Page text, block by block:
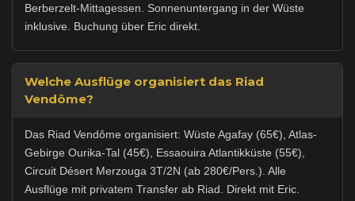
Berberzelt-Mittagessen. Sonnenuntergang in der Wüste
inklusive. Buchung über Eric direkt.
Welche Ausflüge organisiert das Riad
Vendôme?
Das Riad Vendôme organisiert: Wüste Agafay (65€), Atlas-
Gebirge Ourika-Tal (45€), Essaouira Atlantikküste (55€),
Circuit Désert Merzouga 3T/2N (ab 280€/Pers.). Alle
Ausflüge mit privatem Transfer ab Riad. Direkt mit Eric.